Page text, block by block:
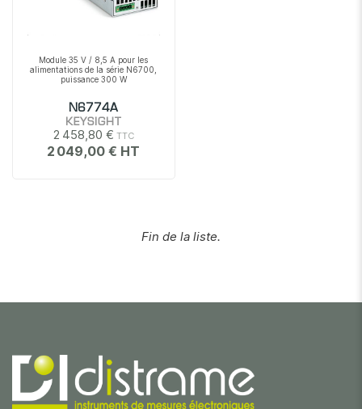
Module 35 V / 8,5 A pour les
alimentations de la série N6700,
puissance 300 W
N6774A
KEYSIGHT
2 458,80 €
2 049,00 €
Fin de la liste.